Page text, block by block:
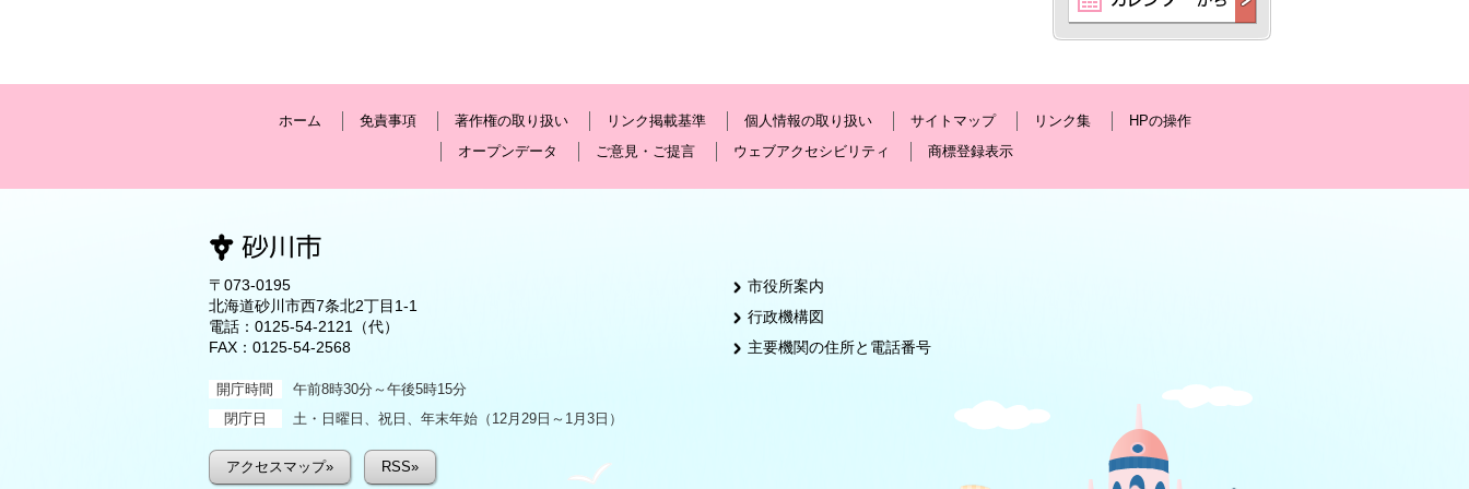
ホーム 免責事項 著作権の取り扱い リンク掲載基準 個人情報の取り扱い サイトマップ リンク集
HPの操作
オープンデータ
ご意見・ご提言 ウェブアクセシビリティ 商標登録表示
〒073-0195
北海道砂川市西7条北2丁目1-1
電話： 0125-54-2121
（代）
FAX：0125-54-2568
開庁時間
午前8時30分～午後5時15分
閉庁日
土・日曜日、祝日、年末年始（12月29日～1月3日）
アクセスマップ» RSS»
市役所案内
行政機構図
主要機関の住所と電話番号